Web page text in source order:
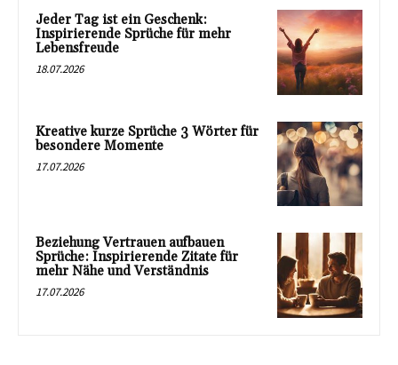
Jeder Tag ist ein Geschenk:
Inspirierende Sprüche für mehr
Lebensfreude
18.07.2026
Kreative kurze Sprüche 3 Wörter für
besondere Momente
17.07.2026
Beziehung Vertrauen aufbauen
Sprüche: Inspirierende Zitate für
mehr Nähe und Verständnis
17.07.2026